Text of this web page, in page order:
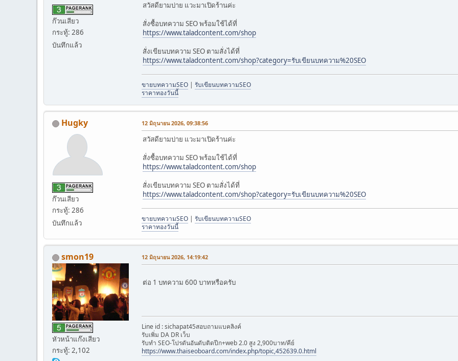
ก๊วนเสียว
กระทู้: 286
บันทึกแล้ว
สวัสดียามบ่าย แวะมาเปิดร้านค่ะ
สั่งซื้อบทความ SEO พร้อมใช้ได้ที่
https://www.taladcontent.com/shop
สั่งเขียนบทความ SEO ตามสั่งได้ที่
https://www.taladcontent.com/shop?category=รับเขียนบทความ%20SEO
ขายบทความSEO | รับเขียนบทความSEO
ราคาทองวันนี้
Hugky
ก๊วนเสียว
กระทู้: 286
บันทึกแล้ว
12 มิถุนายน 2026, 09:38:56
สวัสดียามบ่าย แวะมาเปิดร้านค่ะ
สั่งซื้อบทความ SEO พร้อมใช้ได้ที่
https://www.taladcontent.com/shop
สั่งเขียนบทความ SEO ตามสั่งได้ที่
https://www.taladcontent.com/shop?category=รับเขียนบทความ%20SEO
ขายบทความSEO | รับเขียนบทความSEO
ราคาทองวันนี้
smon19
หัวหน้าแก๊งเสียว
กระทู้: 2,102
12 มิถุนายน 2026, 14:19:42
ต่อ 1 บทความ 600 บาทหรือครับ
Line id : sichapat45สอบถามแบคลิงค์
รับเพิ่ม DA DR เว็บ
รับทำ SEO-โปรดันอันดับติดปีก+web 2.0 สูง 2,900บาท/คีย์
https://www.thaiseoboard.com/index.php/topic,452639.0.html